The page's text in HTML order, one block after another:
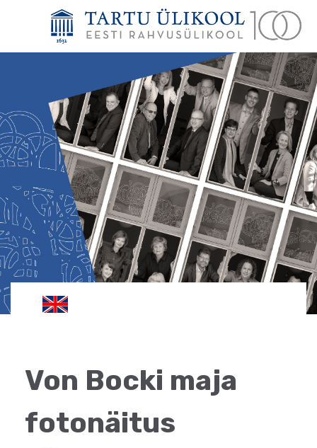
Von Bocki maja
fotonäitus